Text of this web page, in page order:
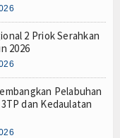
2 Priok Serahkan
2026
Pelabuhan
dan Kedaulatan